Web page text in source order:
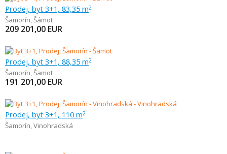
Prodej, byt 3+1, 83,35 m2
Šamorín,Šámot
209 201,00 EUR
Prodej, byt 3+1, 88,35 m2
Šamorín,Šamot
191 201,00 EUR
Prodej, byt 3+1, 110 m2
Šamorín,Vinohradská